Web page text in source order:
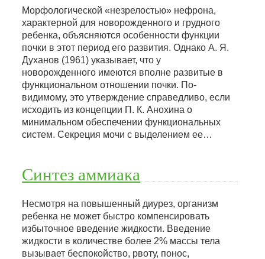
Морфологической «незрелостью» нефрона,
характерной для новорожденного и грудного
ребенка, объясняются особенности функции
почки в этот период его развития. Однако А. Я.
Духанов (1961) указывает, что у
новорожденного имеются вполне развитые в
функциональном отношении почки. По-
видимому, это утверждение справедливо, если
исходить из концепции П. К. Анохина о
минимальном обеспечении функциональных
систем. Секреция мочи с выделением ее…
Синтез аммиака
Несмотря на повышенный диурез, организм
ребенка не может быстро компенсировать
избыточное введение жидкости. Введение
жидкости в количестве более 2% массы тела
вызывает беспокойство, рвоту, понос,